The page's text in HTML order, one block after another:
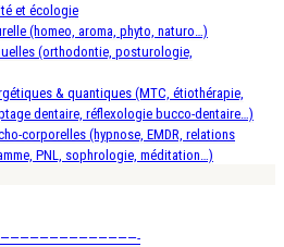
et écologie
(homeo, aroma, phyto, naturo…)
(orthodontie, posturologie,
& quantiques (MTC, étiothérapie,
dentaire, réflexologie bucco-dentaire…)
corporelles (hypnose, EMDR, relations
PNL, sophrologie, méditation…)